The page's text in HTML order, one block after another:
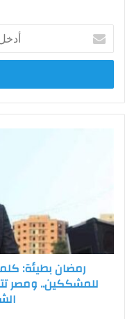
بريدك
الإلكتروني
قوية
ومصر
بمسؤولية
رمضان بطيئة:
للمشككين.. ومصر